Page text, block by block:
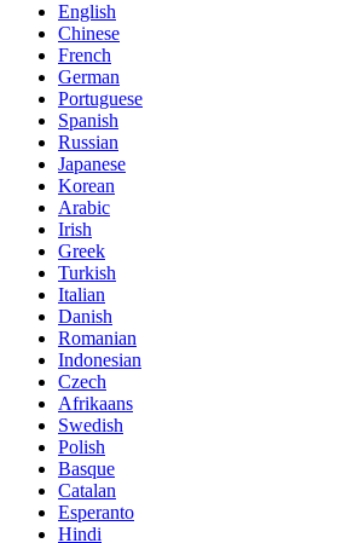
English
Chinese
French
German
Portuguese
Spanish
Russian
Japanese
Korean
Arabic
Irish
Greek
Turkish
Italian
Danish
Romanian
Indonesian
Czech
Afrikaans
Swedish
Polish
Basque
Catalan
Esperanto
Hindi